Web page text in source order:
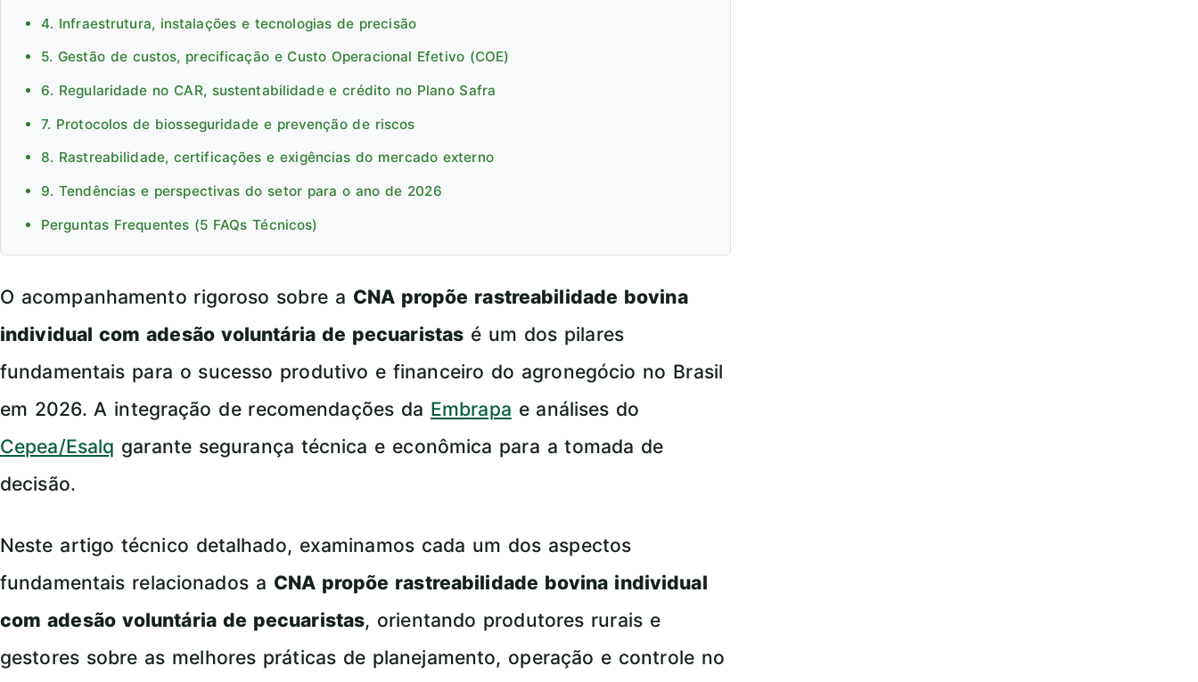
4. Infraestrutura, instalações e tecnologias de precisão
5. Gestão de custos, precificação e Custo Operacional Efetivo (COE)
6. Regularidade no CAR, sustentabilidade e crédito no Plano Safra
7. Protocolos de biosseguridade e prevenção de riscos
8. Rastreabilidade, certificações e exigências do mercado externo
9. Tendências e perspectivas do setor para o ano de 2026
Perguntas Frequentes (5 FAQs Técnicos)
O acompanhamento rigoroso sobre a CNA propõe rastreabilidade bovina
individual com adesão voluntária de pecuaristas é um dos pilares
fundamentais para o sucesso produtivo e financeiro do agronegócio no Brasil
em 2026. A integração de recomendações da Embrapa e análises do
Cepea/Esalq garante segurança técnica e econômica para a tomada de
decisão.
Neste artigo técnico detalhado, examinamos cada um dos aspectos
fundamentais relacionados a CNA propõe rastreabilidade bovina individual
com adesão voluntária de pecuaristas, orientando produtores rurais e
gestores sobre as melhores práticas de planejamento, operação e controle no